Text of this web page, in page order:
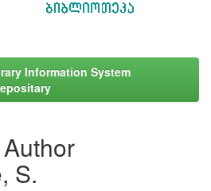
Information System
S.